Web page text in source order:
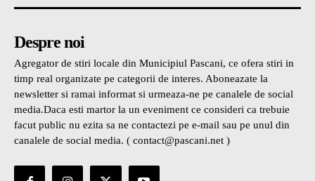
Despre noi
Agregator de stiri locale din Municipiul Pascani, ce ofera stiri in
timp real organizate pe categorii de interes. Aboneazate la
newsletter si ramai informat si urmeaza-ne pe canalele de social
media.Daca esti martor la un eveniment ce consideri ca trebuie
facut public nu ezita sa ne contactezi pe e-mail sau pe unul din
canalele de social media. ( contact@pascani.net )